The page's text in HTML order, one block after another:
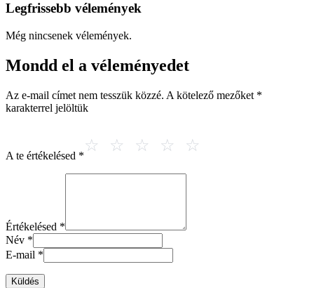
Legfrissebb vélemények
Még nincsenek vélemények.
Mondd el a véleményedet
Az e-mail címet nem tesszük közzé. A kötelező mezőket *
karakterrel jelöltük
A te értékelésed *
Értékelésed *
Név *
E-mail *
Küldés